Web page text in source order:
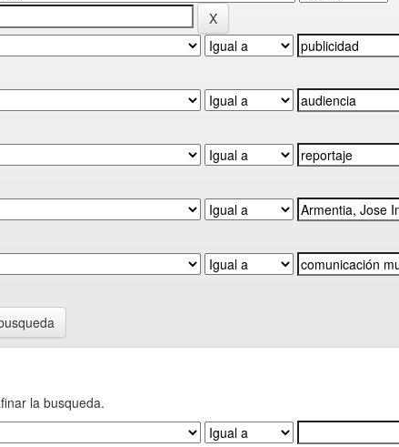
la busqueda.